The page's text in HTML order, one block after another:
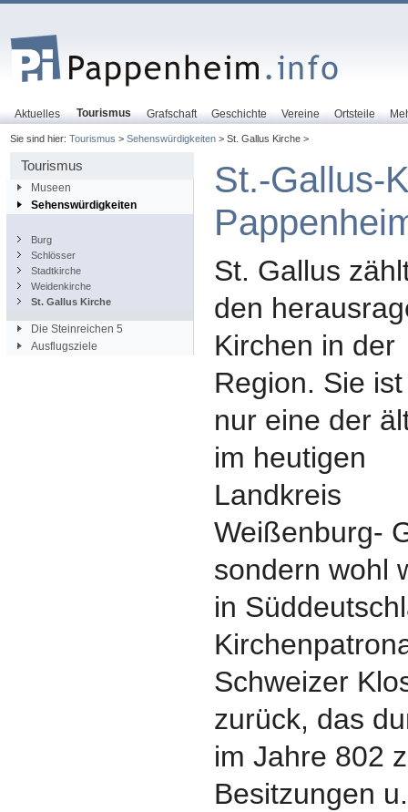
Aktuelles Tourismus Grafschaft Geschichte Vereine Ortsteile
Sie sind hier: Tourismus > Sehenswürdigkeiten> St. Gallus Kirche >
Tourismus
Museen
Sehenswürdigkeiten
Burg
Schlösser
Stadtkirche
Weidenkirche
St. Gallus Kirche
Die Steinreichen 5
Ausflugsziele
St.-Gallus-
St. Gallus
den
Kirchen in der
Region. Sie
nur eine der
im heutigen
Landkreis
Weißenburg-
sondern wohl
in
Schweizer
zurück, das
im Jahre 802
Besitzungen